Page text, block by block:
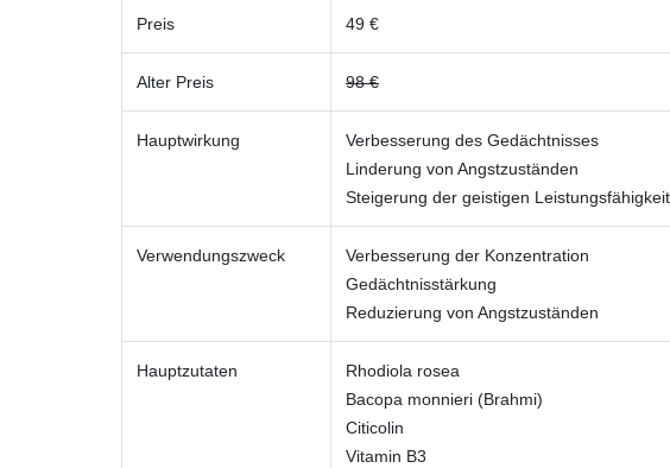
Preis 49 €
Alter Preis 98 €
Hauptwirkung
Verbesserung des Gedächtnisses
Linderung von Angstzuständen
Steigerung der geistigen Leistungsfähigkeit
Verwendungszweck
Verbesserung der Konzentration
Gedächtnisstärkung
Reduzierung von Angstzuständen
Hauptzutaten
Rhodiola rosea
Bacopa monnieri (Brahmi)
Citicolin
Vitamin B3